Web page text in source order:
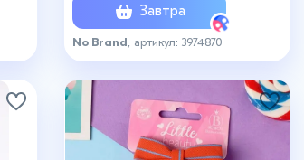
Завтра
No Brand , артикул: 3974870